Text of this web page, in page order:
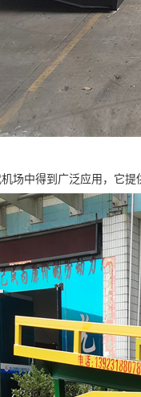
场中得到广泛应用，它